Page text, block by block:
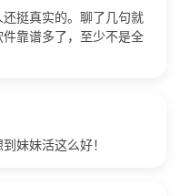
挺真实的。聊了几句就
靠谱多了，至少不是全
妹妹活这么好！